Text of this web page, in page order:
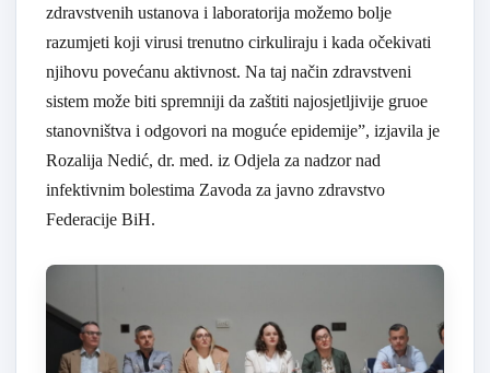
zdravstvenih ustanova i laboratorija možemo bolje
razumjeti koji virusi trenutno cirkuliraju i kada očekivati
njihovu povećanu aktivnost. Na taj način zdravstveni
sistem može biti spremniji da zaštiti najosjetljivije gruoe
stanovništva i odgovori na moguće epidemije”, izjavila je
Rozalija Nedić, dr. med. iz Odjela za nadzor nad
infektivnim bolestima Zavoda za javno zdravstvo
Federacije BiH.